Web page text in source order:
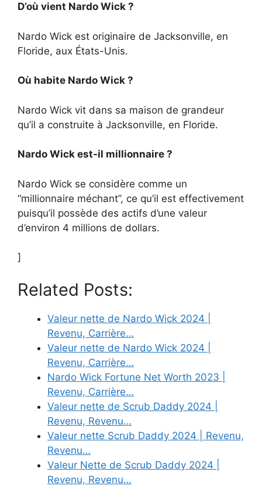
D’où vient Nardo Wick ?
Nardo Wick est originaire de Jacksonville, en
Floride, aux États-Unis.
Où habite Nardo Wick ?
Nardo Wick vit dans sa maison de grandeur
qu’il a construite à Jacksonville, en Floride.
Nardo Wick est-il millionnaire ?
Nardo Wick se considère comme un
“millionnaire méchant”, ce qu’il est effectivement
puisqu’il possède des actifs d’une valeur
d’environ 4 millions de dollars.
]
Related Posts:
Valeur nette de Nardo Wick 2024 |
Revenu, Carrière…
Valeur nette de Nardo Wick 2024 |
Revenu, Carrière…
Nardo Wick Fortune Net Worth 2023 |
Revenu, Carrière…
Valeur nette de Scrub Daddy 2024 |
Revenu, Revenu…
Valeur nette Scrub Daddy 2024 | Revenu,
Revenu…
Valeur Nette de Scrub Daddy 2024 |
Revenu, Revenu…